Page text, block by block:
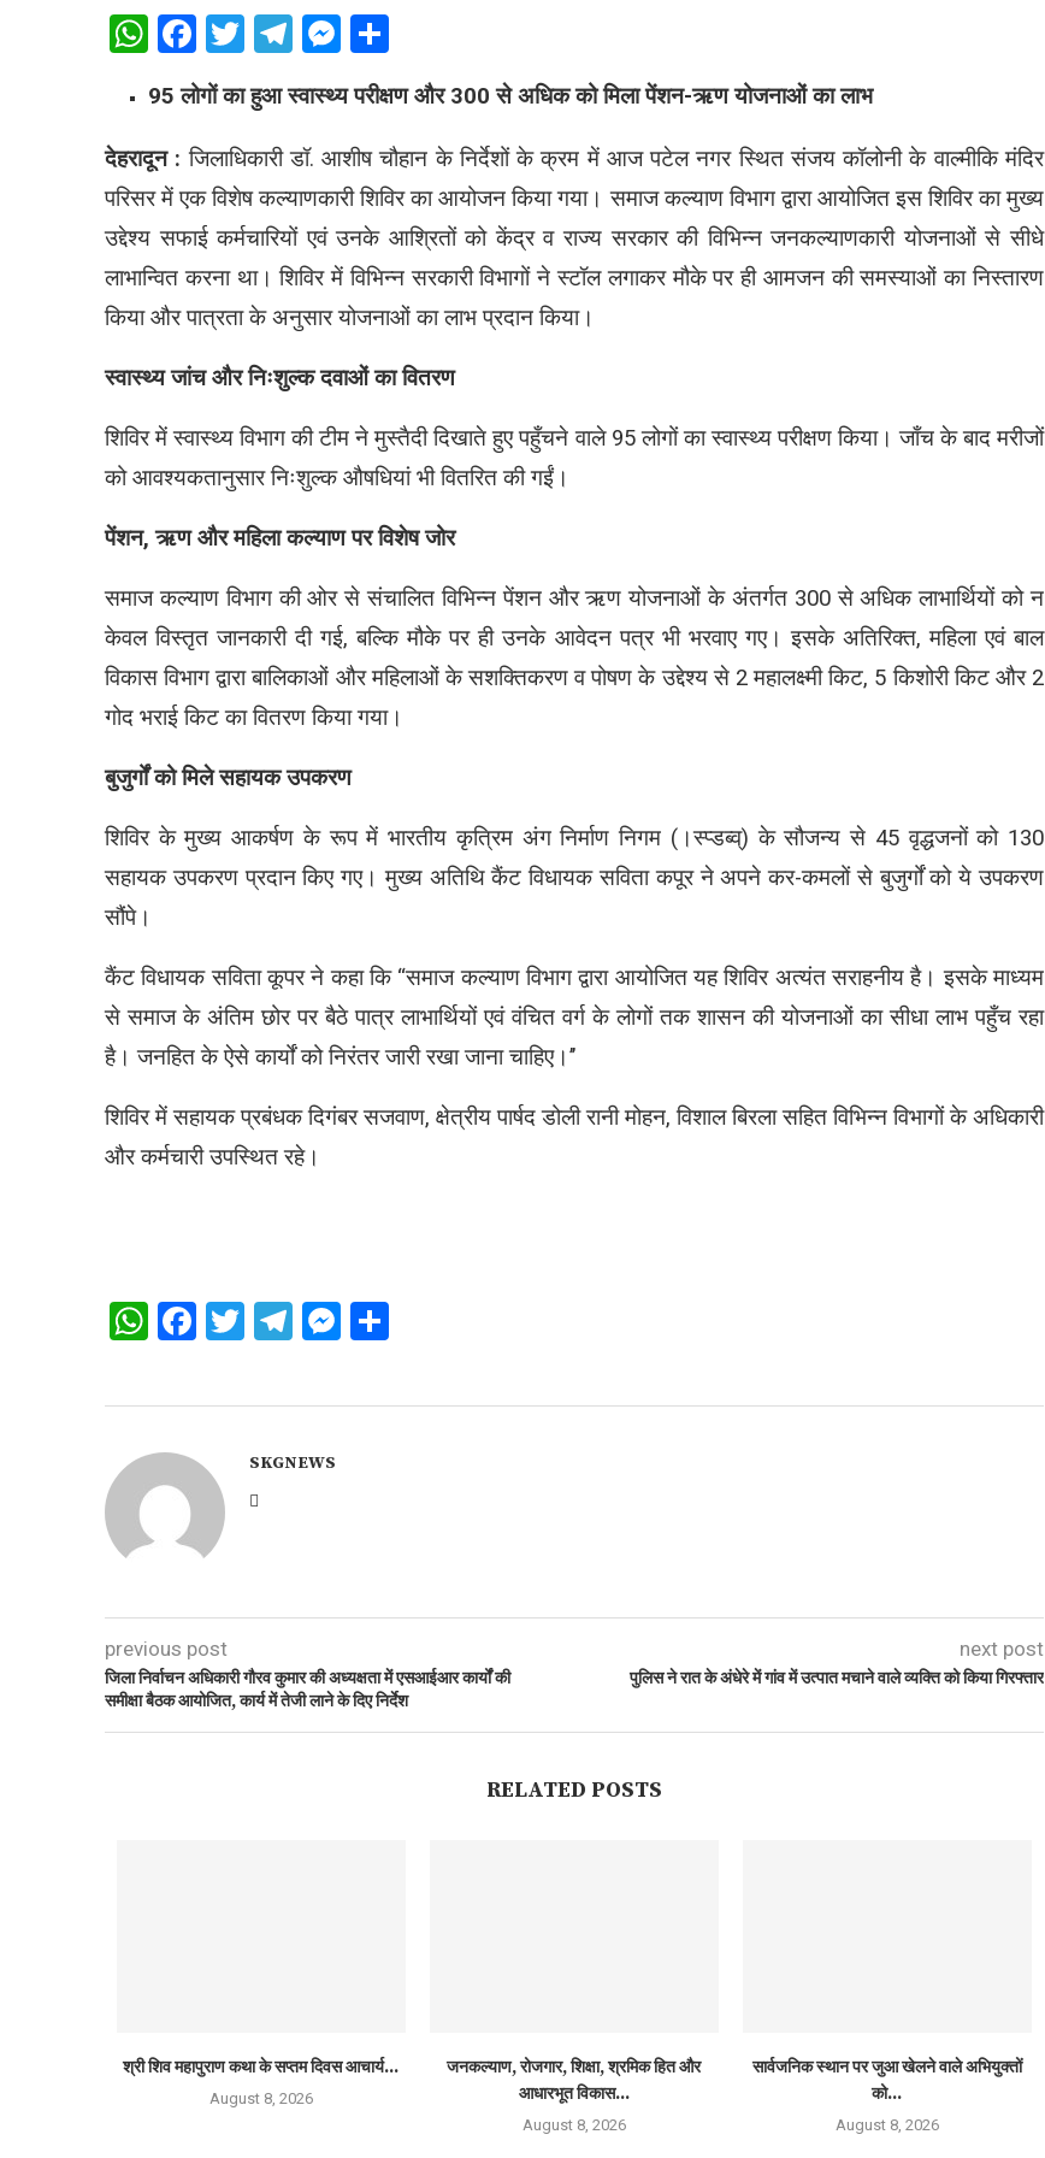
WhatsApp
Facebook
Twitter
Telegram
Messenger
95 लोगों का हुआ स्वास्थ्य परीक्षण और 300 से अधिक को मिला पेंशन-ऋण योजनाओं का लाभ
देहरादून :जिलाधिकारी डॉ. आशीष चौहान के निर्देशों के क्रम में आज पटेल नगर स्थित संजय कॉलोनी के वाल्मीकि मंदिर
परिसर में एक विशेष कल्याणकारी शिविर का आयोजन किया गया। समाज कल्याण विभाग द्वारा आयोजित इस शिविर का मुख्य
उद्देश्य सफाई कर्मचारियों एवं उनके आश्रितों को केंद्र व राज्य सरकार की विभिन्न जनकल्याणकारी योजनाओं से सीधे
लाभान्वित करना था। शिविर में विभिन्न सरकारी विभागों ने स्टॉल लगाकर मौके पर ही आमजन की समस्याओं का निस्तारण
किया और पात्रता के अनुसार योजनाओं का लाभ प्रदान किया।
स्वास्थ्य जांच और निःशुल्क दवाओं का वितरण
शिविर में स्वास्थ्य विभाग की टीम ने मुस्तैदी दिखाते हुए पहुँचने वाले 95 लोगों का स्वास्थ्य परीक्षण किया। जाँच के बाद मरीजों
को आवश्यकतानुसार निःशुल्क औषधियां भी वितरित की गईं।
पेंशन, ऋण और महिला कल्याण पर विशेष जोर
समाज कल्याण विभाग की ओर से संचालित विभिन्न पेंशन और ऋण योजनाओं के अंतर्गत 300 से अधिक लाभार्थियों को न
केवल विस्तृत जानकारी दी गई, बल्कि मौके पर ही उनके आवेदन पत्र भी भरवाए गए। इसके अतिरिक्त, महिला एवं बाल
विकास विभाग द्वारा बालिकाओं और महिलाओं के सशक्तिकरण व पोषण के उद्देश्य से 2 महालक्ष्मी किट, 5 किशोरी किट और 2
गोद भराई किट का वितरण किया गया।
बुजुर्गों को मिले सहायक उपकरण
शिविर के मुख्य आकर्षण के रूप में भारतीय कृत्रिम अंग निर्माण निगम (।स्प्डब्व्) के सौजन्य से 45 वृद्धजनों को 130
सहायक उपकरण प्रदान किए गए। मुख्य अतिथि कैंट विधायक सविता कपूर ने अपने कर-कमलों से बुजुर्गों को ये उपकरण
सौंपे।
कैंट विधायक सविता कूपर ने कहा कि ‘‘समाज कल्याण विभाग द्वारा आयोजित यह शिविर अत्यंत सराहनीय है। इसके माध्यम
से समाज के अंतिम छोर पर बैठे पात्र लाभार्थियों एवं वंचित वर्ग के लोगों तक शासन की योजनाओं का सीधा लाभ पहुँच रहा
है। जनहित के ऐसे कार्यों को निरंतर जारी रखा जाना चाहिए।’’
शिविर में सहायक प्रबंधक दिगंबर सजवाण, क्षेत्रीय पार्षद डोली रानी मोहन, विशाल बिरला सहित विभिन्न विभागों के अधिकारी
और कर्मचारी उपस्थित रहे।
WhatsApp
Facebook
Twitter
Telegram
Messenger
SKGNEWS
previous post
जिला निर्वाचन अधिकारी गौरव कुमार की अध्यक्षता में एसआईआर कार्यों की
समीक्षा बैठक आयोजित, कार्य में तेजी लाने के दिए निर्देश
next post
पुलिस ने रात के अंधेरे में गांव में उत्पात मचाने वाले व्यक्ति को किया गिरफ्तार
RELATED POSTS
श्री शिव महापुराण कथा के सप्तम दिवस आचार्य...
August 8, 2026
जनकल्याण, रोजगार, शिक्षा, श्रमिक हित और
आधारभूत विकास...
August 8, 2026
सार्वजनिक स्थान पर जुआ खेलने वाले अभियुक्तों
को...
August 8, 2026